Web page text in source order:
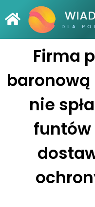
Firma
baronową
nie
funtów